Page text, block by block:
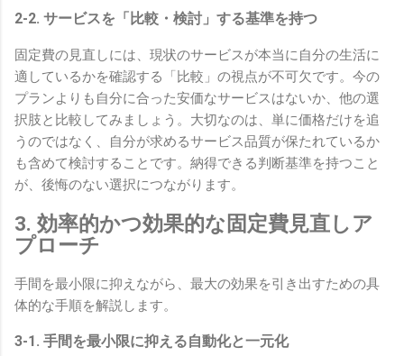
2-2. サービスを「比較・検討」する基準を持つ
固定費の見直しには、現状のサービスが本当に自分の生活に
適しているかを確認する「比較」の視点が不可欠です。今の
プランよりも自分に合った安価なサービスはないか、他の選
択肢と比較してみましょう。大切なのは、単に価格だけを追
うのではなく、自分が求めるサービス品質が保たれているか
も含めて検討することです。納得できる判断基準を持つこと
が、後悔のない選択につながります。
3. 効率的かつ効果的な固定費見直しア
プローチ
手間を最小限に抑えながら、最大の効果を引き出すための具
体的な手順を解説します。
3-1. 手間を最小限に抑える自動化と一元化